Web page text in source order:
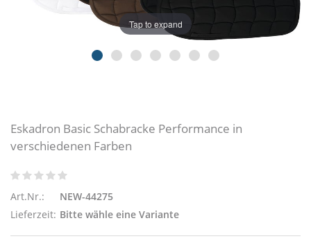
Tap to expand
Eskadron Basic Schabracke Performance in
verschiedenen Farben
Art.Nr.:
NEW-44275
Lieferzeit: Bitte wähle eine Variante